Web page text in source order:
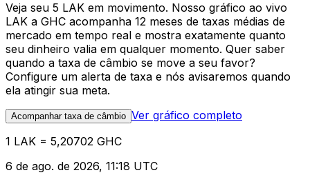
Veja seu 5 LAK em movimento. Nosso gráfico ao vivo
LAK a GHC acompanha 12 meses de taxas médias de
mercado em tempo real e mostra exatamente quanto
seu dinheiro valia em qualquer momento. Quer saber
quando a taxa de câmbio se move a seu favor?
Configure um alerta de taxa e nós avisaremos quando
ela atingir sua meta.
Acompanhar taxa de câmbio Ver gráfico completo
1 LAK = 5,20702 GHC
6 de ago. de 2026, 11:18 UTC